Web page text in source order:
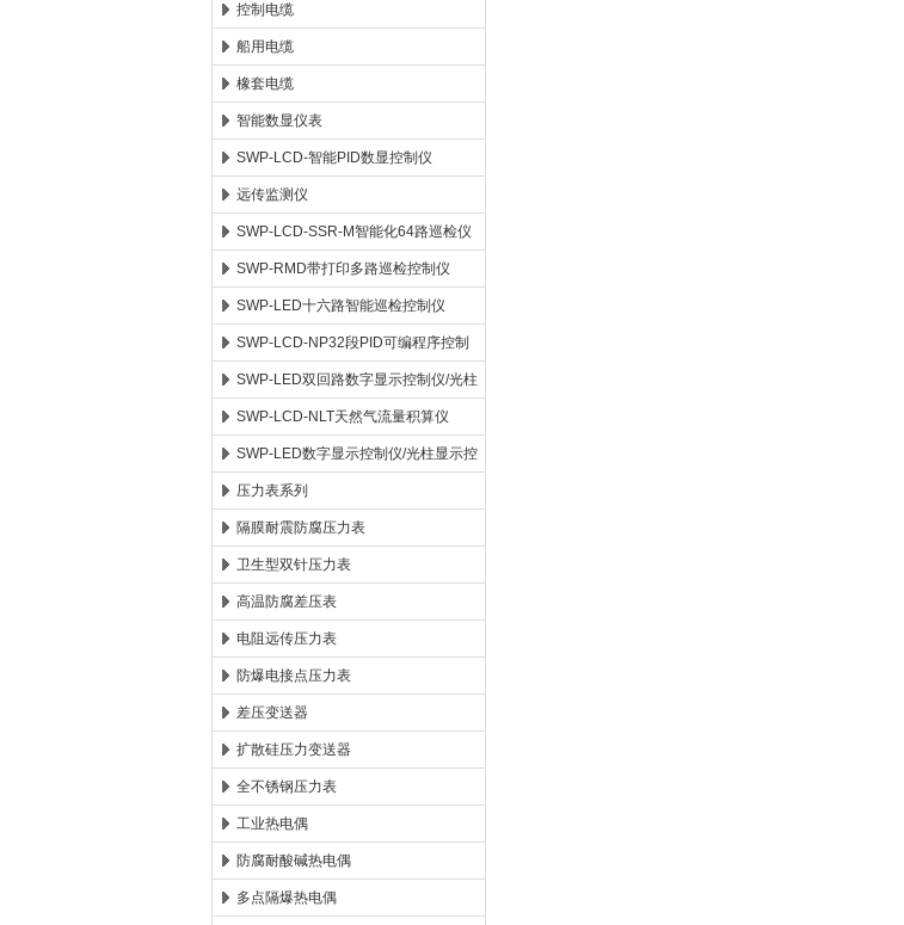
控制电缆
船用电缆
橡套电缆
智能数显仪表
SWP-LCD-智能PID数显控制仪
远传监测仪
SWP-LCD-SSR-M智能化64路巡检仪
SWP-RMD带打印多路巡检控制仪
SWP-LED十六路智能巡检控制仪
SWP-LCD-NP32段PID可编程序控制
仪
SWP-LED双回路数字显示控制仪/光柱
显示控制仪
SWP-LCD-NLT天然气流量积算仪
SWP-LED数字显示控制仪/光柱显示控
制仪
压力表系列
隔膜耐震防腐压力表
卫生型双针压力表
高温防腐差压表
电阻远传压力表
防爆电接点压力表
差压变送器
扩散硅压力变送器
全不锈钢压力表
工业热电偶
防腐耐酸碱热电偶
多点隔爆热电偶